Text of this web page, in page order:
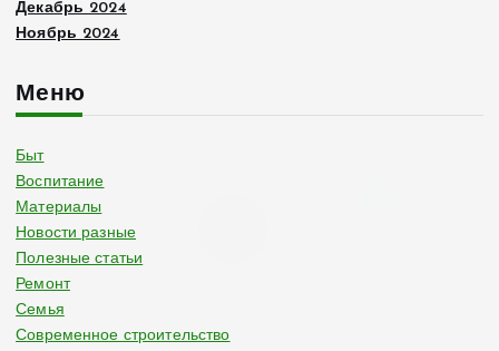
Декабрь 2024
Ноябрь 2024
Меню
Быт
Воспитание
Материалы
Новости разные
Полезные статьи
Ремонт
Семья
Современное строительство